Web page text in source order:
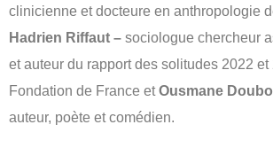
clinicienne et docteure en anthropologie
Hadrien Riffaut – sociologue chercheur
et auteur du rapport des solitudes 2022 et
Fondation de France etOusmane
auteur, poète et comédien.